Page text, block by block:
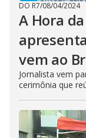
DO R7/08/04/2024
A Hora
vem ao
Jornalista vem
cerimônia que